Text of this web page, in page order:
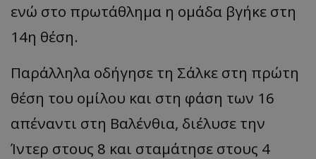
ενώ στο πρωτάθλημα η ομάδα βγήκε στη
14η θέση.
Παράλληλα οδήγησε τη Σάλκε στη πρώτη
θέση του ομίλου και στη φάση των 16
απέναντι στη Βαλένθια, διέλυσε την
Ίντερ στους 8 και σταμάτησε στους 4